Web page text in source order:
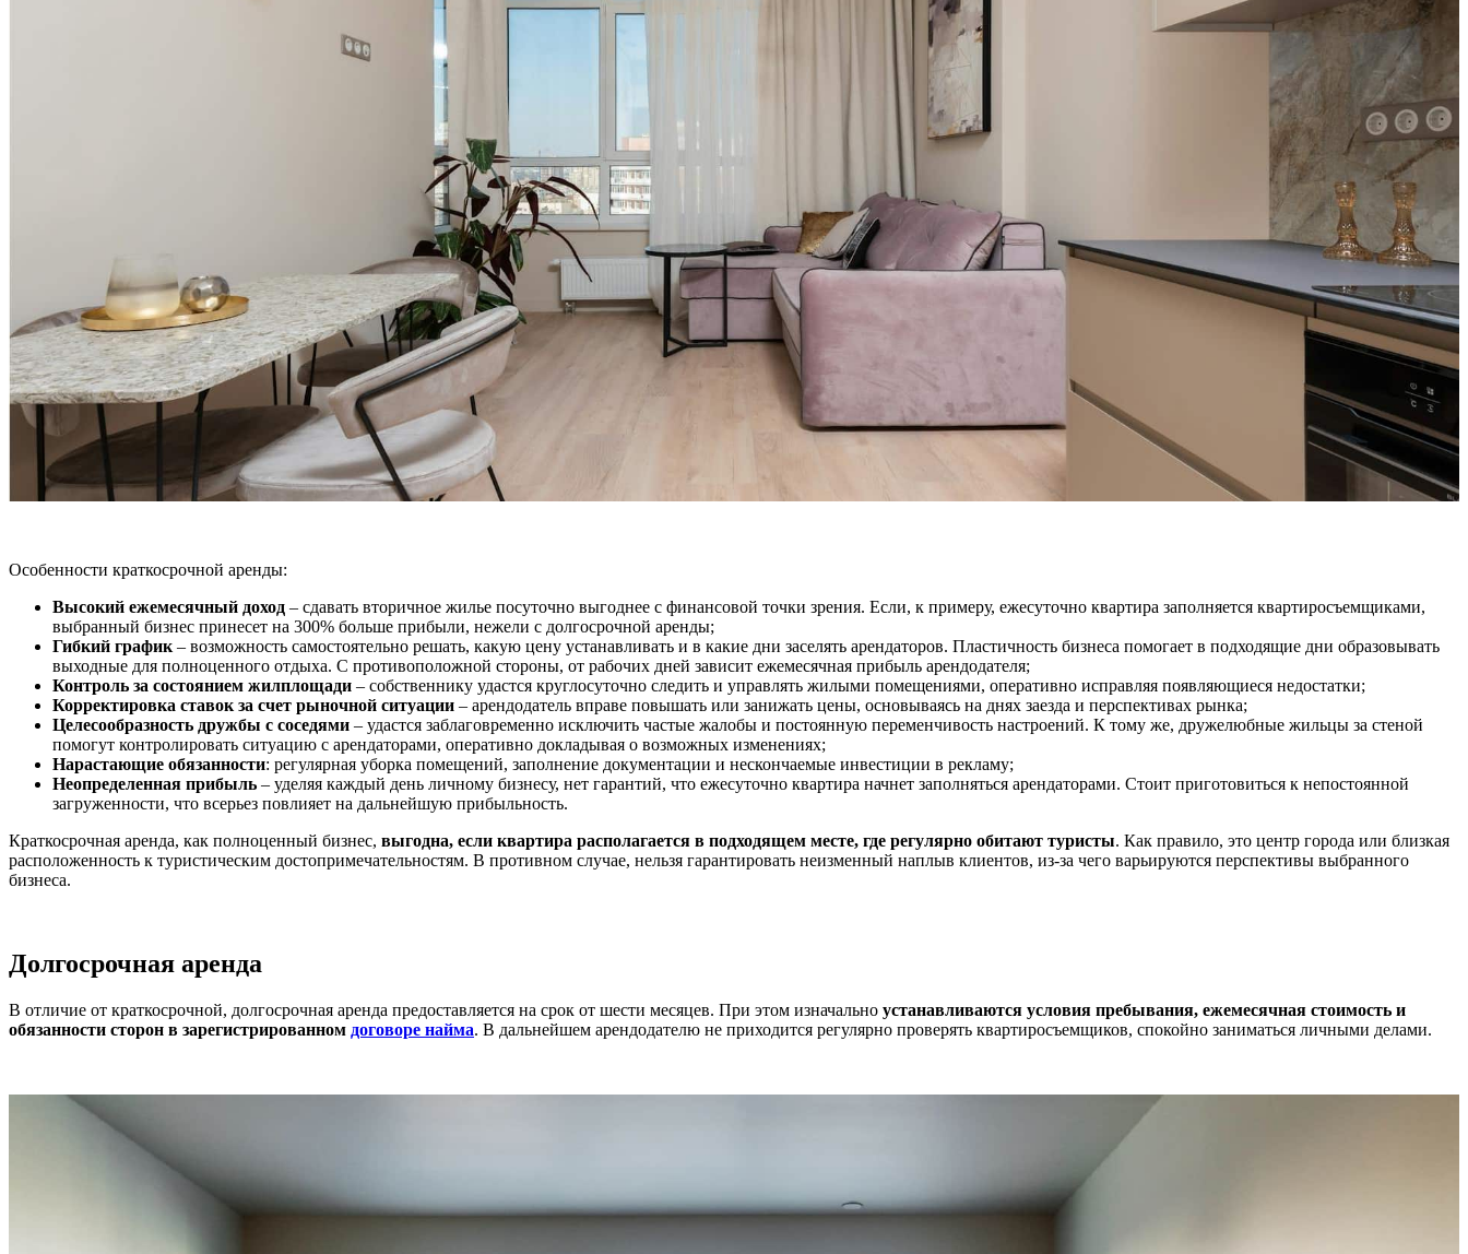
Особенности краткосрочной аренды:
Высокий ежемесячный доход – сдавать вторичное жилье посуточно выгоднее с финансовой точки зрения. Если, к примеру, ежесуточно квартира заполняется квартиросъемщиками,
выбранный бизнес принесет на 300% больше прибыли, нежели с долгосрочной аренды;
Гибкий график– возможность самостоятельно решать, какую цену устанавливать и в какие дни заселять арендаторов. Пластичность бизнеса помогает в подходящие дни образовывать
выходные для полноценного отдыха. С противоположной стороны, от рабочих дней зависит ежемесячная прибыль арендодателя;
Контроль за состоянием жилплощади – собственнику удастся круглосуточно следить и управлять жилыми помещениями, оперативно исправляя появляющиеся недостатки;
Корректировка ставок за счет рыночной ситуации – арендодатель вправе повышать или занижать цены, основываясь на днях заезда и перспективах рынка;
Целесообразность дружбы с соседями – удастся заблаговременно исключить частые жалобы и постоянную переменчивость настроений. К тому же, дружелюбные жильцы за стеной
помогут контролировать ситуацию с арендаторами, оперативно докладывая о возможных изменениях;
Нарастающие обязанности: регулярная уборка помещений, заполнение документации и нескончаемые инвестиции в рекламу;
Неопределенная прибыль – уделяя каждый день личному бизнесу, нет гарантий, что ежесуточно квартира начнет заполняться арендаторами. Стоит приготовиться к непостоянной
загруженности, что всерьез повлияет на дальнейшую прибыльность.
Краткосрочная аренда, как полноценный бизнес, выгодна, если квартира располагается в подходящем месте, где регулярно обитают туристы. Как правило, это центр города или близкая
расположенность к туристическим достопримечательностям. В противном случае, нельзя гарантировать неизменный наплыв клиентов, из-за чего варьируются перспективы выбранного
бизнеса.
Долгосрочная аренда
В отличие от краткосрочной, долгосрочная аренда предоставляется на срок от шести месяцев. При этом изначально устанавливаются условия пребывания, ежемесячная стоимость и
обязанности сторон в зарегистрированном договоре найма. В дальнейшем арендодателю не приходится регулярно проверять квартиросъемщиков, спокойно заниматься личными делами.